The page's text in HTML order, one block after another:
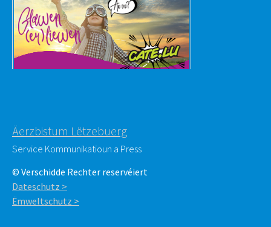
Äerzbistum Lëtzebuerg
Service Kommunikatioun a Press
© Verschidde Rechter reservéiert
Dateschutz >
Ëmweltschutz >